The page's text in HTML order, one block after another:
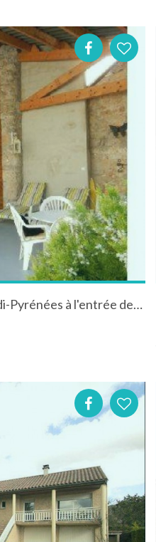
Gîte "Le Plô" à La Cresse dans l'Aveyron en Midi-Pyrénées à l'entrée des Gorges du Tarn